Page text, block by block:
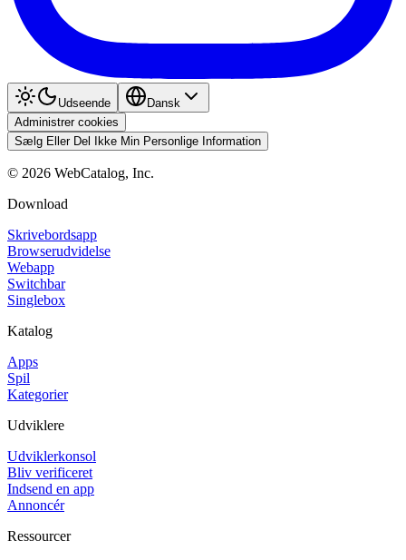
Udseende
Dansk
Administrer cookies
Sælg Eller Del Ikke Min Personlige Information
© 2026 WebCatalog, Inc.
Download
Skrivebordsapp
Browserudvidelse
Webapp
Switchbar
Singlebox
Katalog
Apps
Spil
Kategorier
Udviklere
Udviklerkonsol
Bliv verificeret
Indsend en app
Annoncér
Ressourcer